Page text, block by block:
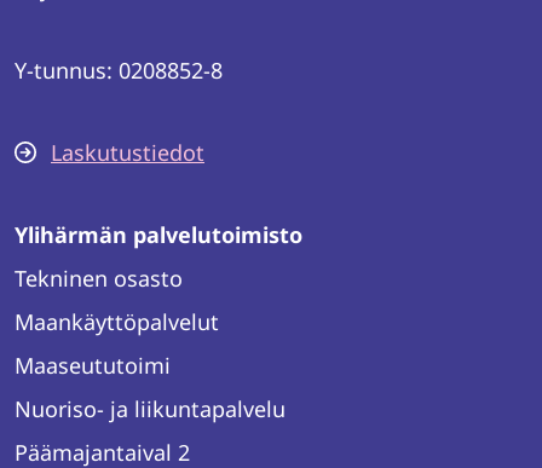
Y-tunnus: 0208852-8
Laskutustiedot
Ylihärmän palvelutoimisto
Tekninen osasto
Maankäyttöpalvelut
Maaseututoimi
Nuoriso- ja liikuntapalvelu
Päämajantaival 2